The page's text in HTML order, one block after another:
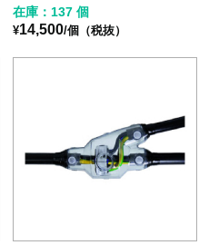
在庫：137 個
¥14,500/個（税抜）